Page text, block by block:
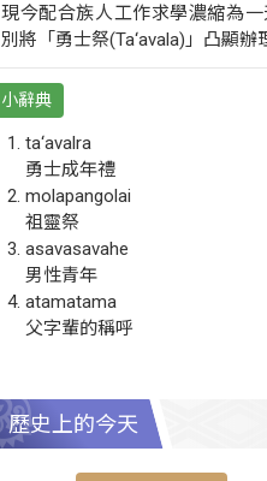
現今配合族人工作求學濃縮為
別將「勇士祭(Ta‘avala)」凸顯辦
小辭典
ta‘avalra
勇士成年禮
molapangolai
祖靈祭
asavasavahe
男性青年
atamatama
父字輩的稱呼
歷史上的今天